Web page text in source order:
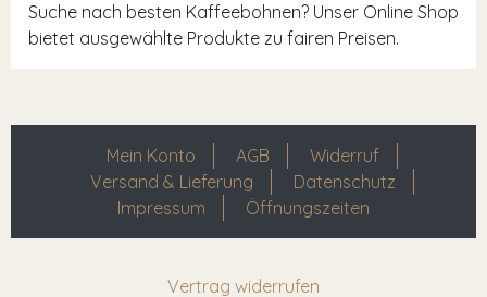
Suche nach besten Kaffeebohnen? Unser Online Shop
bietet ausgewählte Produkte zu fairen Preisen.
Mein Konto AGB
Widerruf
Versand & Lieferung
Datenschutz
Impressum
Öffnungszeiten
Vertrag widerrufen